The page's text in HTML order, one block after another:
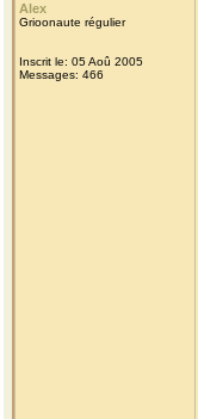
Alex
Grioonaute régulier
Inscrit le: 05 Aoû 2005
Messages: 466